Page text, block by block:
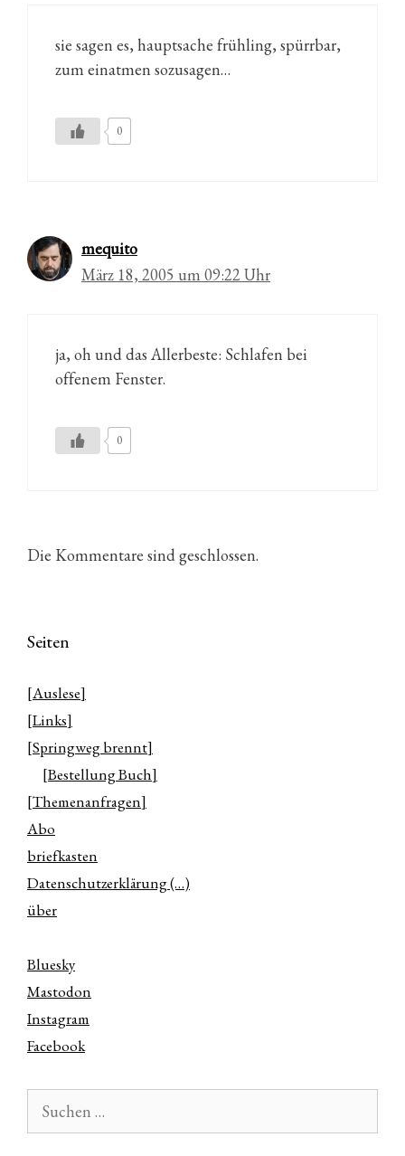
sie sagen es, hauptsache frühling, spürrbar,
zum einatmen sozusagen…
0
mequito
März 18, 2005 um 09:22 Uhr
ja, oh und das Allerbeste: Schlafen bei
offenem Fenster.
0
Die Kommentare sind geschlossen.
Seiten
[Auslese]
[Links]
[Springweg brennt]
[Bestellung Buch]
[Themenanfragen]
Abo
briefkasten
Datenschutzerklärung (…)
über
Bluesky
Mastodon
Instagram
Facebook
nach: